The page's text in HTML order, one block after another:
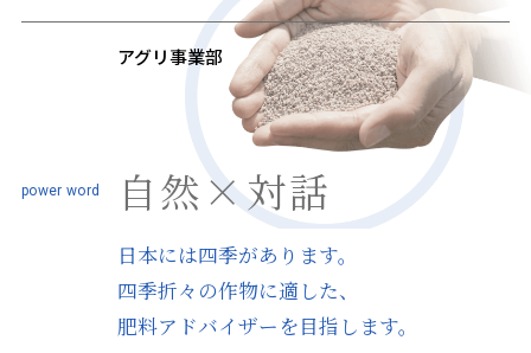
アグリ事業部
自然×対話
日本には四季があります。
四季折々の作物に適した、
肥料アドバイザーを目指します。